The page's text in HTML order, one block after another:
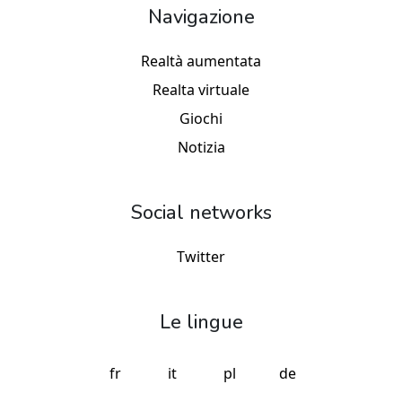
Navigazione
Realtà aumentata
Realta virtuale
Giochi
Notizia
Social networks
Twitter
Le lingue
fr it pl
de